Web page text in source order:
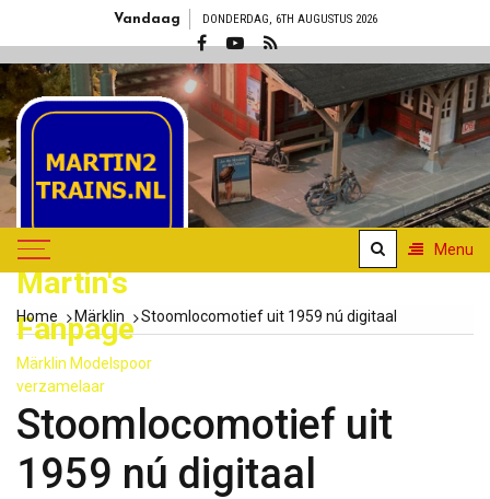
Vandaag DONDERDAG, 6TH AUGUSTUS 2026
Martin's
Fanpage
Märklin Modelspoor
verzamelaar
Menu
Home Märklin Stoomlocomotief uit 1959 nú digitaal
Stoomlocomotief uit
1959 nú digitaal